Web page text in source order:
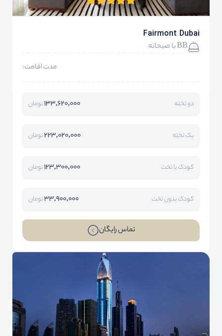
Fairmont Dubai
BB با صبحانه
مدت اقامت:
دو تخته 133,620,000تومان
یک تخته 223,020,000تومان
کودک با تخت 123,300,000تومان
کودک بدون تخت 33,900,000تومان
تماس رایگان